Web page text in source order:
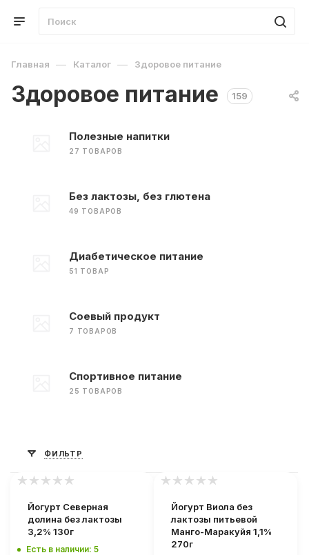
Главная — Каталог — Здоровое питание
Здоровое питание 159
Полезные напитки
27 ТОВАРОВ
Без лактозы, без глютена
49 ТОВАРОВ
Диабетическое питание
51 ТОВАР
Соевый продукт
7 ТОВАРОВ
Спортивное питание
25 ТОВАРОВ
ФИЛЬТР
Йогурт Северная
долина без лактозы
3,2% 130г
Есть в наличии: 5
Йогурт Виола без
лактозы питьевой
Манго-Маракуйя 1,1%
270г